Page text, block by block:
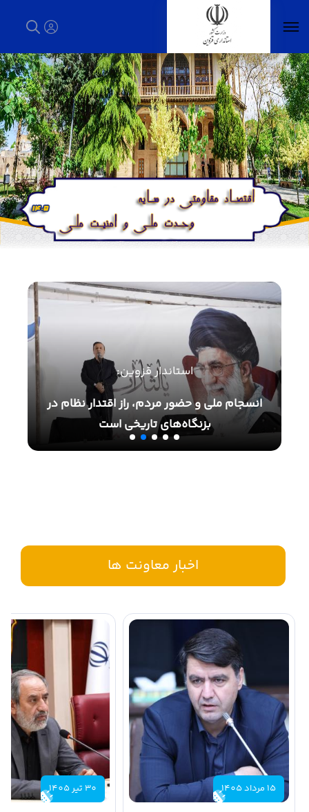
استاندار قزوین - استانداری قزوین
استاندار قزوین:
انسجام ملی و حضور مردم، راز اقتدار نظام در
بزنگاه‌های تاریخی است
اخبار معاونت ها
اخبار
اخبار فرمانداری ها
گالری چندرسانه ای
15 مرداد 1405 30 تیر 1405